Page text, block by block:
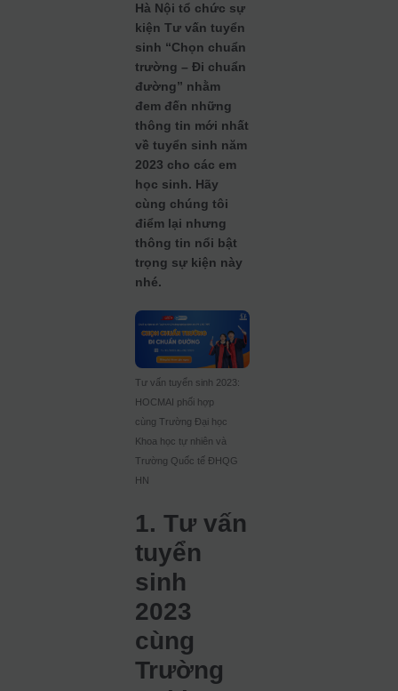
Hà Nội tổ chức sự
kiện Tư vấn tuyển
sinh “Chọn chuẩn
trường – Đi chuẩn
đường” nhằm
đem đến những
thông tin mới nhất
về tuyển sinh năm
2023 cho các em
học sinh. Hãy
cùng chúng tôi
điểm lại nhưng
thông tin nổi bật
trọng sự kiện này
nhé.
Tư vấn tuyển sinh 2023:
HOCMAI phối hợp
cùng Trường Đại học
Khoa học tự nhiên và
Trường Quốc tế ĐHQG
HN
1. Tư vấn
tuyển
sinh
2023
cùng
Trường